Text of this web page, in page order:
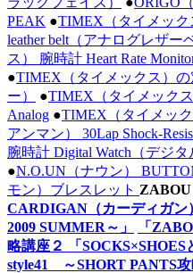
PEAK ●TIMEX（タイメック
leather belt（アナログレザー
ス） 腕時計 Heart Rate
●TIMEX（タイメックス）
ー）
●TIMEX（タイメック
Analog ●TIMEX（タイメッ
アンマン） 30Lap Shock-
腕時計 Digital Watch（デジタ
●N.O.UN（ナウン）
モン）ブレスレット ZABOU
CARDIGAN（カーディガン
2009 SUMMER～」
「
略講座２ 「SOCKS×SHOES
style41 ～SHORT PANTS攻